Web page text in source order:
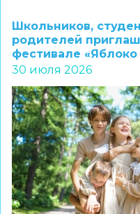
истокам:
с
родного
края
Школьников,
родителей
фестивале
30 июля 2026